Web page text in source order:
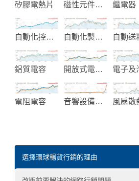
矽膠電熱片 磁性元件和交換式電源製造 繼電器
自動化控制系統設計 自動化製程設備
鋁質電容 開放式電源供應器
電阻電容 音響設備代工
選擇環球暢貨行銷的理由